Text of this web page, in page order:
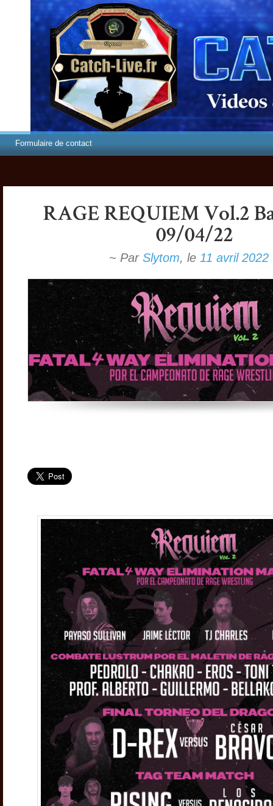
Formulaire de contact
~ Par Slytom, le 11 avril 2022